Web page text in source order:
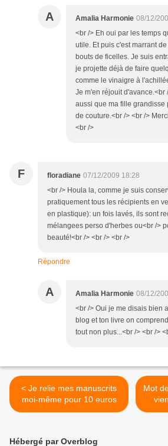
A Amalia Harmonie 08/12/
<br /> Eh oui par les temps
utile. Et puis c'est marrant
bouts de ficelles. Je suis
je projette déjà de faire
comme le vinaigre à
Je m'en réjouit d'avance.<br
aussi que ma fille grandisse
de couture.<br /> <br />
<br />
F floradiane 07/12/2009 18:28
<br /> Houla la, comme je suis
pratiquement tous les récipients en
en plastique): un fois lavés, ils sont
mélangees perso d'herbes ou<br />
beauté!<br /> <br /> <br />
Répondre
A Amalia Harmonie 08/12/
<br /> Oui je me disais bien
blog et ton livre on
tout non plus...<br /> <br />
< Je relie mes manuscrits
moi-même pour 10 euros
Mot
Hébergé par Overblog